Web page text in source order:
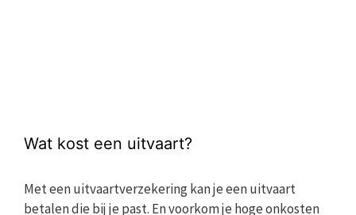
Wat kost een uitvaart?
Met een uitvaartverzekering kan je een uitvaart
betalen die bij je past. En voorkom je hoge onkosten